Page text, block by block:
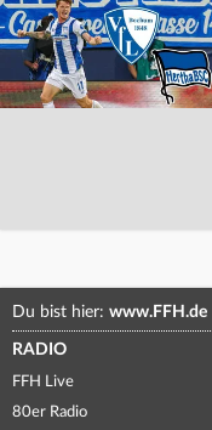
Du bist hier: www.FFH.de
RADIO
FFH Live
80er Radio